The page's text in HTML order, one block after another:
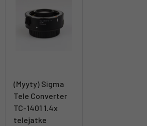
(Myyty) Sigma
Tele Converter
TC-1401 1.4x
telejatke